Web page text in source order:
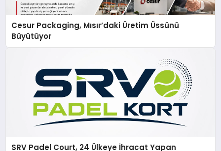
Cesur Packaging, Mısır’daki Üretim Üssünü
Büyütüyor
SRV Padel Court, 24 Ülkeye İhracat Yapan